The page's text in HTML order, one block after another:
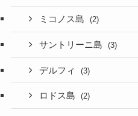
ミコノス島 (2)
サントリーニ島 (3)
デルフィ (3)
ロドス島 (2)